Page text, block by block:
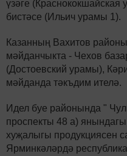
үзәге
бистәсе (Ильич урамы 1).
Казанның Вахитов
мәйданчыкта - Чехов
(Достоевский урамы),
мәйданда тәкъдим ителә.
Идел буе районында "
проспекты 48 а)
хуҗалыгы продукциясен
Ярминкәләрдә